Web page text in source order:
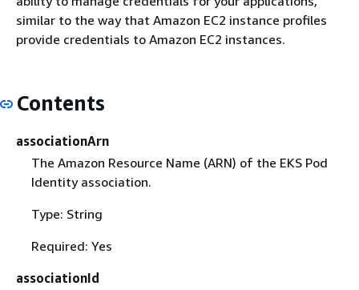
similar to the way that Amazon EC2 instance profiles
provide credentials to Amazon EC2 instances.
Contents
associationArn
The Amazon Resource Name (ARN) of the EKS Pod
Identity association.
Type: String
Required: Yes
associationId